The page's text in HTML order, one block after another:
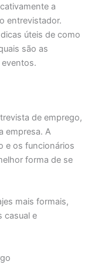
a
entrevistador.
úteis de como
são as
de emprego,
empresa. A
e os funcionários
forma de se
mais formais,
casual e